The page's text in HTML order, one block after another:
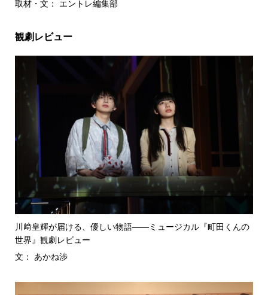
取材・文： エントレ編集部
観劇レビュー
川﨑皇輝が届ける、優しい物語――ミュージカル『町田くんの
世界』観劇レビュー
文： あかね渉